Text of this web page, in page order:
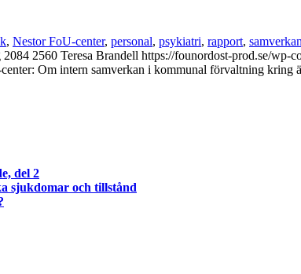
, Nestor FoU-center, personal, psykiatri, rapport, samverkan
2084 2560 Teresa Brandell https://founordost-prod.se/wp-
Om intern samverkan i kommunal förvaltning kring
del 2
sjukdomar och tillstånd